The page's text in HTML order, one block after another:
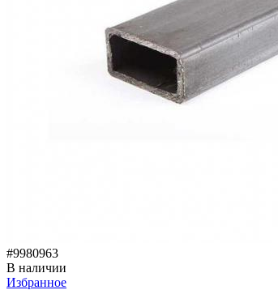
#9980963
В наличии
Избранное